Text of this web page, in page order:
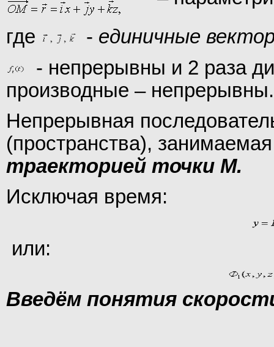
где
- единичные
- непрерывны и 2 раза
производные – непрерывны.
Непрерывная
(пространства),
траекторией точки М.
Исключая время:
или:
Введём понятия